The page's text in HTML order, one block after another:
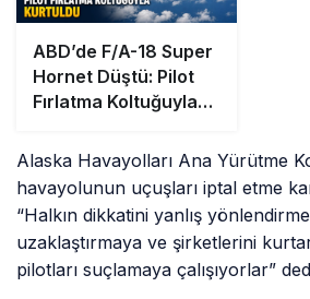
ABD’de F/A-18 Super
Hornet Düştü: Pilot
Fırlatma Koltuğuyla
Alaska Havayolları Ana Yürütme
havayolunun uçuşları iptal etme
“Halkın dikkatini yanlış
uzaklaştırmaya ve şirketlerini
pilotları suçlamaya çalışıyorlar”